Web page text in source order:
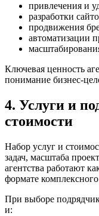
привлечения и
разработки
продвижения
автоматизации
Ключевая ценность
понимание бизнес-
4. Услуги и
стоимости
Набор услуг и
задач, масштаба
агентства работают
формате
При выборе
и: